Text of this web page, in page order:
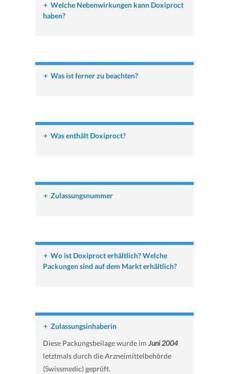
+ Welche Nebenwirkungen kann Doxiproct
haben?
+ Was ist ferner zu beachten?
+ Was enthält Doxiproct?
+ Zulassungsnummer
+ Wo ist Doxiproct erhältlich? Welche
Packungen sind auf dem Markt erhältlich?
+ Zulassungsinhaberin
Diese Packungsbeilage wurde im Juni 2004
letztmals durch die Arzneimittelbehörde
(Swissmedic) geprüft.